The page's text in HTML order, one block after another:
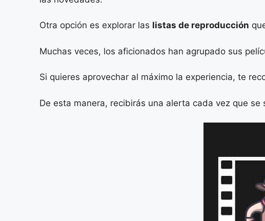
Otra opción es explorar las listas de reproducción
Muchas veces, los aficionados han agrupado sus
Si quieres aprovechar al máximo la experiencia, te
De esta manera, recibirás una alerta cada vez que